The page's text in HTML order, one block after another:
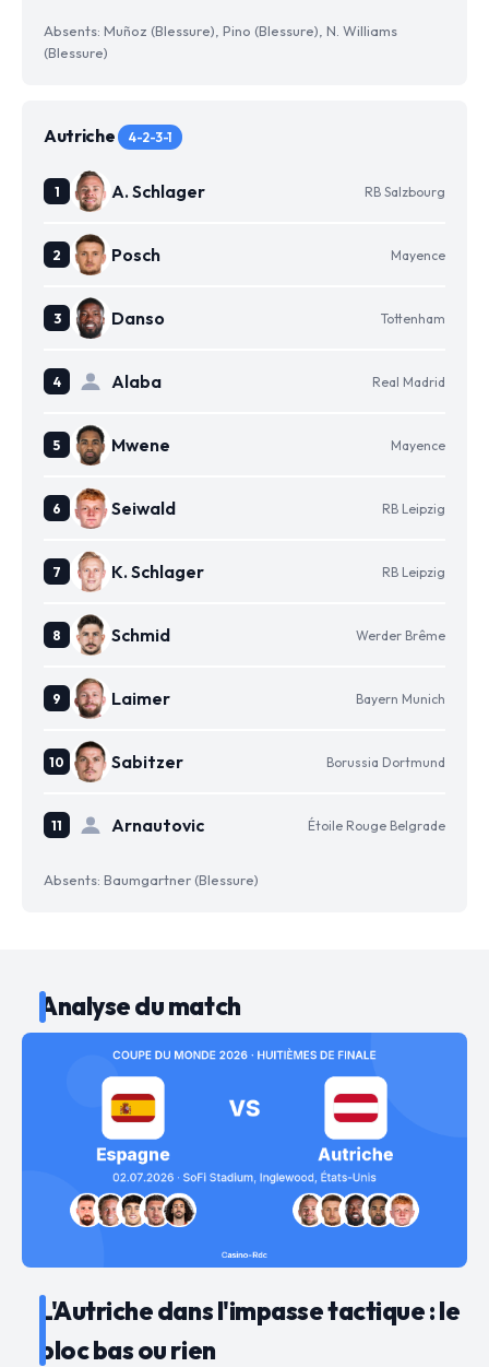
Absents: Muñoz (Blessure), Pino (Blessure), N. Williams
(Blessure)
Autriche 4-2-3-1
A. Schlager RB Salzbourg
Posch Mayence
Danso Tottenham
Alaba Real Madrid
Mwene Mayence
Seiwald RB Leipzig
K. Schlager RB Leipzig
Schmid Werder Brême
Laimer Bayern Munich
Sabitzer Borussia Dortmund
Arnautovic Étoile Rouge Belgrade
Absents: Baumgartner (Blessure)
Analyse du match
L'Autriche dans l'impasse tactique : le
bloc bas ou rien